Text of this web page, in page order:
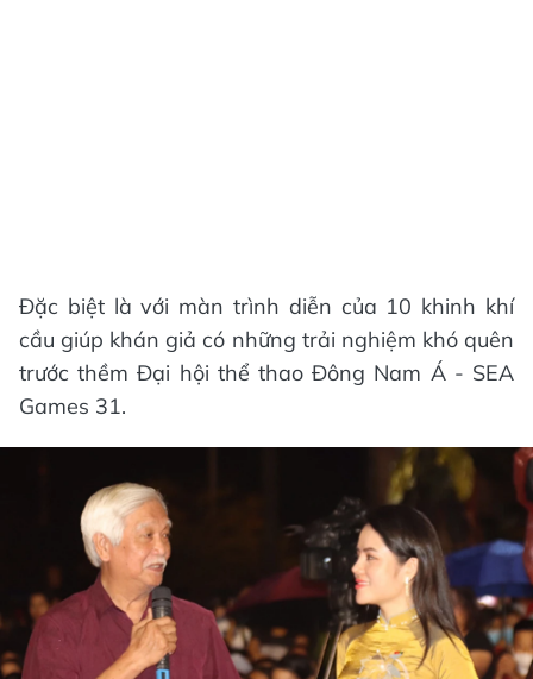
Đặc biệt là với màn trình diễn của 10 khinh khí
cầu giúp khán giả có những trải nghiệm khó quên
trước thềm Đại hội thể thao Đông Nam Á - SEA
Games 31.